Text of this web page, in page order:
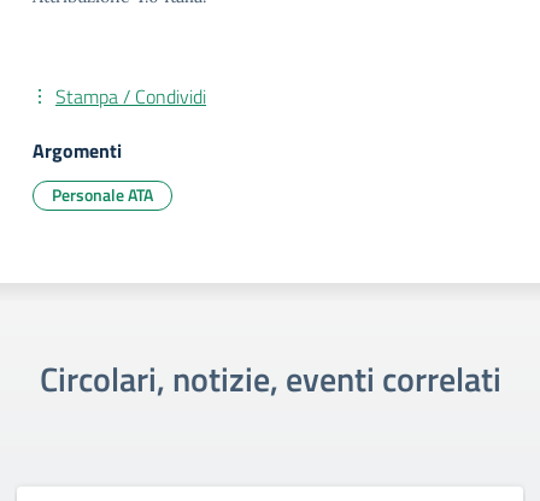
Stampa / Condividi
Argomenti
Personale ATA
Circolari, notizie, eventi correlati